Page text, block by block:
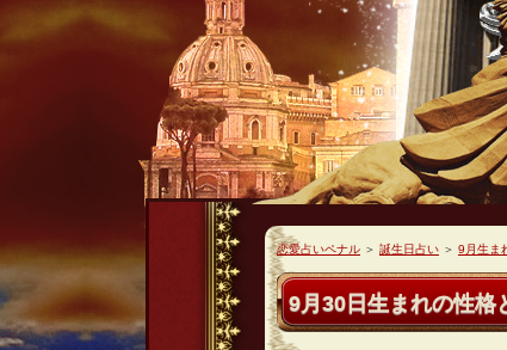
恋愛占いペナル ＞ 誕生日占い ＞ 9月生ま
9月30日生まれの性格